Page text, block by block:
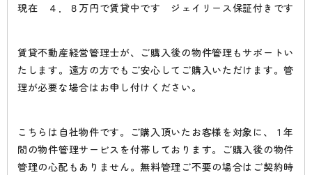
現在 ４．８万円で賃貸中です ジェイリース保証付きです
賃貸不動産経営管理士が、ご購入後の物件管理もサポートい
たします。遠方の方でもご安心してご購入いただけます。管
理が必要な場合はお申し付けください。
こちらは自社物件です。ご購入頂いたお客様を対象に、１年
間の物件管理サービスを付帯しております。ご購入後の物件
管理の心配もありません。無料管理ご不要の場合はご契約時